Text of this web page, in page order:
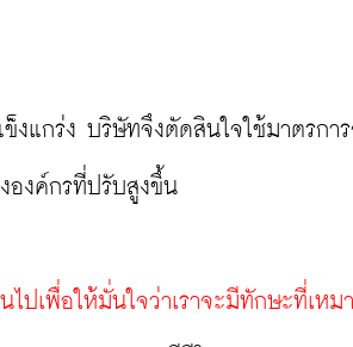
ข็งแกร่ง บริษัทจึงตัดสินใจใช้มาตรก
งค์กรที่ปรับสูงขึ้น
ปเพื่อให้มั่นใจว่าเราจะมีทักษะที่เหม